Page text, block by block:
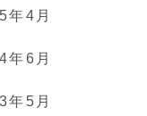
年4月
年6月
年5月